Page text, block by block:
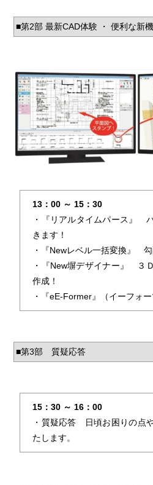
■第2部 最新CAD体験 ・ 便利な新
13：00 ～ 15：30
・『リアルタイムパース』
きます！
・『Newレベル一括変換』 勾
・『New塀デザイナー』 ３
作成！
・『eE-Former』（イーフォ
■第3部 質疑応答
15：30 ～ 16：00
・質疑応答 日頃お困りの点
たします。